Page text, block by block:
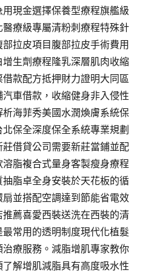
現金選擇保養型療程旗艦級
療級專屬清粉刺療程特殊針
拉皮項目腹部拉皮手術費用
生劑療程隆乳深層肌肉收縮
款配方抵押財力證明大同區
車借款，收縮健身非入侵性
海菲秀美國水潤煥膚系統保
保全深度保全系統專業規劃
借貸公司需要新莊當鋪並配
脂複合式量身客製瘦身療程
脂卓全身安裝於天花板的循
並搭配空調達到節能省電效
薦喜愛西裝送洗在西裝的清
常用的透明制度現代化植髮
療服務。減脂增肌專家教你
解增肌減脂具有高度吸水性